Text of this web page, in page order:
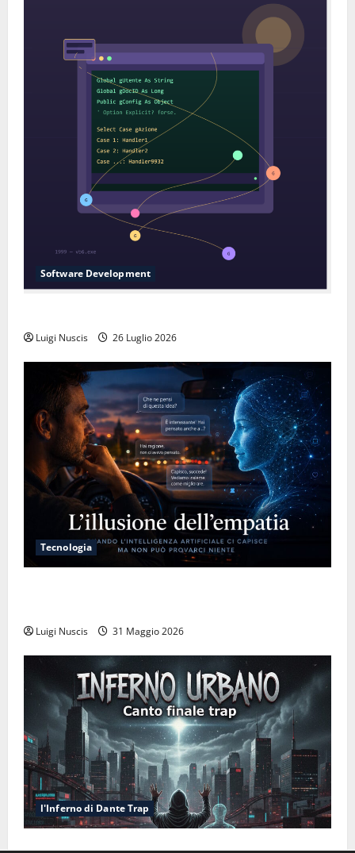
Software Development
Luigi Nuscis 26 Luglio 2026
Tecnologia
Luigi Nuscis 31 Maggio 2026
l'Inferno di Dante Trap